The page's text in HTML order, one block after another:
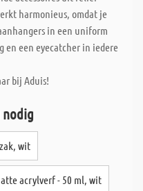
harmonieus, omdat je
in een uniform
en een eyecatcher in iedere
bij Aduis!
wit
acrylverf - 50 ml, wit